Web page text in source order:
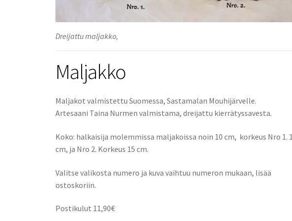
Dreijattu maljakko,
Maljakko
Maljakot valmistettu Suomessa, Sastamalan Mouhijärvelle.
Artesaani Taina Nurmen valmistama, dreijattu kierrätyssavesta.
Koko: halkaisija molemmissa maljakoissa noin 10 cm, korkeus Nro 1.
cm, ja Nro 2. Korkeus 15 cm.
Valitse valikosta numero ja kuva vaihtuu numeron mukaan, lisää
ostoskoriin.
Postikulut 11,90€